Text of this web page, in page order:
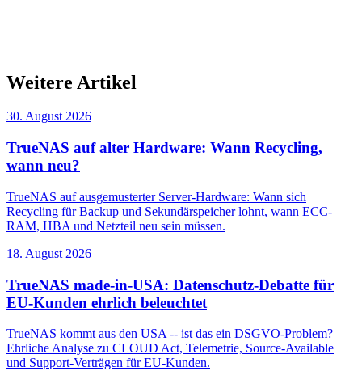
Weitere Artikel
30. August 2026
TrueNAS auf alter Hardware: Wann Recycling,
wann neu?
TrueNAS auf ausgemusterter Server-Hardware: Wann sich
Recycling für Backup und Sekundärspeicher lohnt, wann ECC-
RAM, HBA und Netzteil neu sein müssen.
18. August 2026
TrueNAS made-in-USA: Datenschutz-Debatte für
EU-Kunden ehrlich beleuchtet
TrueNAS kommt aus den USA -- ist das ein DSGVO-Problem?
Ehrliche Analyse zu CLOUD Act, Telemetrie, Source-Available
und Support-Verträgen für EU-Kunden.